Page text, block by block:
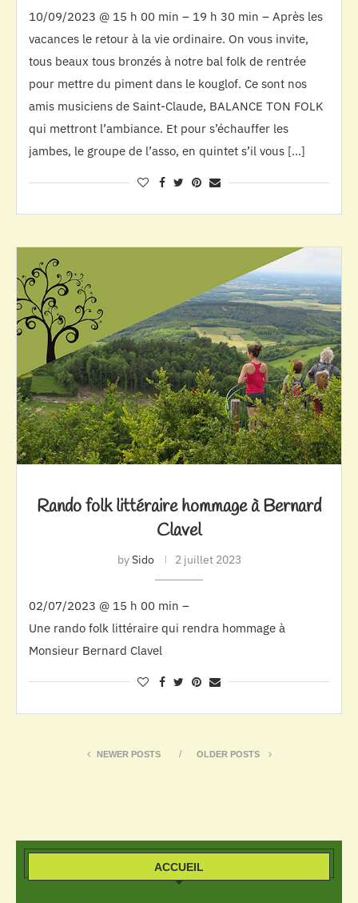
10/09/2023 @ 15 h 00 min – 19 h 30 min – Après les
vacances le retour à la vie ordinaire. On vous invite,
tous beaux tous bronzés à notre bal folk de rentrée
pour mettre du piment dans le kouglof. Ce sont nos
amis musiciens de Saint-Claude, BALANCE TON FOLK
qui mettront l’ambiance. Et pour s’échauffer les
jambes, le groupe de l’asso, en quintet s’il vous […]
Rando folk littéraire hommage à Bernard
Clavel
bySido 2 juillet 2023
02/07/2023 @ 15 h 00 min –
Une rando folk littéraire qui rendra hommage à
Monsieur Bernard Clavel
NEWER POSTS OLDER POSTS
ACCUEIL